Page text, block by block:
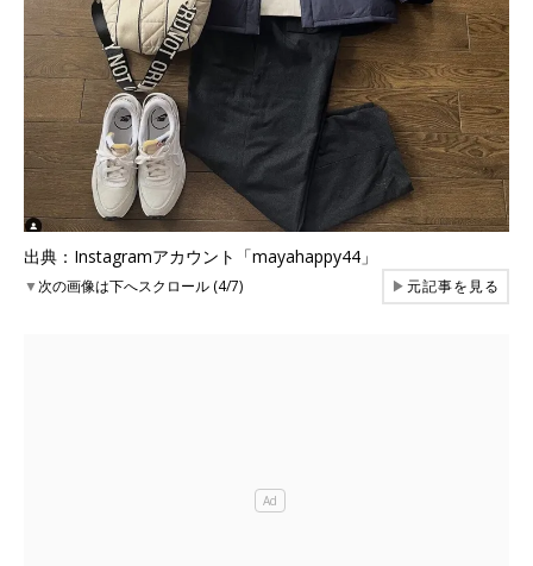
出典：Instagramアカウント「mayahappy44」
▼次の画像は下へスクロール (4/7) ▶元記事を見る